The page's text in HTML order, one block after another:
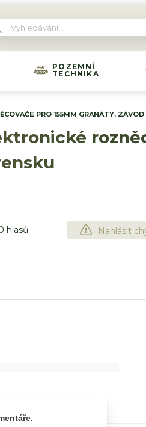
POZEMNÍ
TECHNIKA
PRO 155MM GRANÁTY.
hlasů Nahlásit